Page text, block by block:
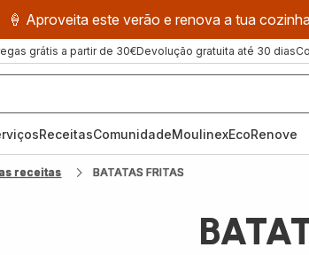
🍦 Aproveita este verão e renova a tua
grátis a partir de 30€Devolução gratuita até 30 dias
ReceitasComunidadeMoulinexEcoRenove
receitas BATATAS FRITAS